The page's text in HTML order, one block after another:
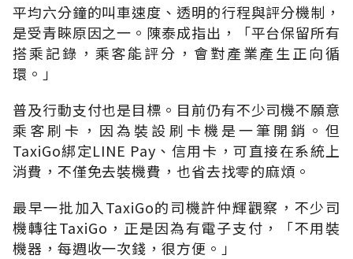
平均六分鐘的叫車速度、透明的行程與評分機制，
是受青睞原因之一。陳泰成指出，「平台保留所有
搭乘記錄，乘客能評分，會對產業產生正向循
環。」
普及行動支付也是目標。目前仍有不少司機不願意
乘客刷卡，因為裝設刷卡機是一筆開銷。但
TaxiGo綁定LINE Pay、信用卡，可直接在系統上
消費，不僅免去裝機費，也省去找零的麻煩。
最早一批加入TaxiGo的司機許仲輝觀察，不少司
機轉往TaxiGo，正是因為有電子支付，「不用裝
機器，每週收一次錢，很方便。」